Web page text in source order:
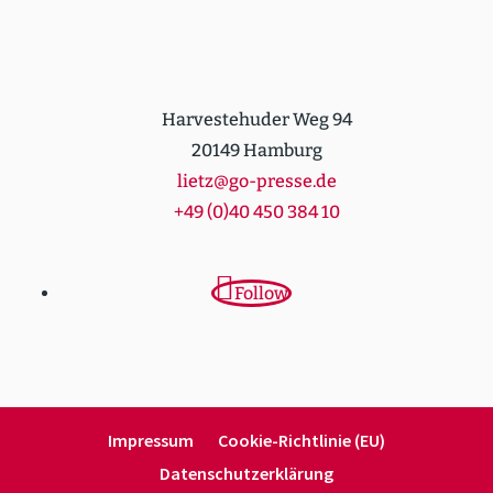
Harvestehuder Weg 94
20149 Hamburg
lietz@go-presse.de
+49 (0)40 450 384 10
Follow
Impressum
Cookie-Richt­­linie (EU)
Daten­schutz­er­klärung